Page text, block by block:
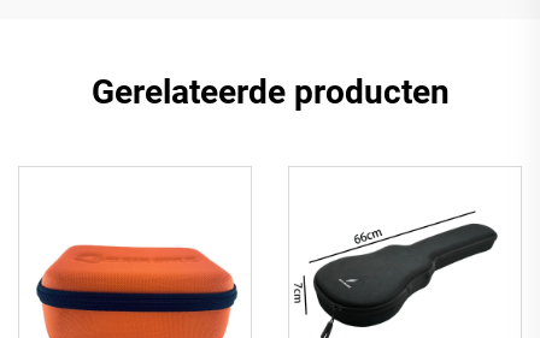
Gerelateerde producten